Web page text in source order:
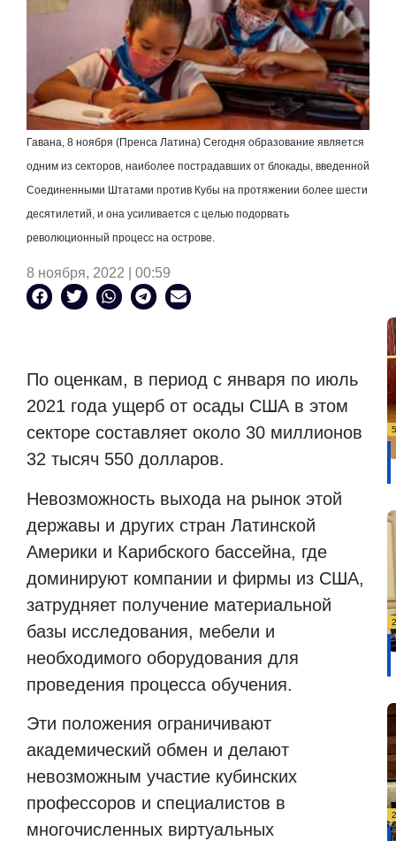
Гавана, 8 ноября (Пренса Латина) Сегодня образование является
одним из секторов, наиболее пострадавших от блокады, введенной
Соединенными Штатами против Кубы на протяжении более шести
десятилетий, и она усиливается с целью подорвать
революционный процесс на острове.
8 ноября, 2022 | 00:59
По оценкам, в период с января по июль
2021 года ущерб от осады США в этом
секторе составляет около 30 миллионов
32 тысяч 550 долларов.
Невозможность выхода на рынок этой
державы и других стран Латинской
Америки и Карибского бассейна, где
доминируют компании и фирмы из США,
затрудняет получение материальной
базы исследования, мебели и
необходимого оборудования для
проведения процесса обучения.
Эти положения ограничивают
академический обмен и делают
невозможным участие кубинских
профессоров и специалистов в
многочисленных виртуальных